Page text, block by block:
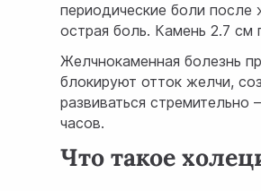
периодические боли после
острая боль. Камень 2.7 см
Желчнокаменная болезнь
блокируют отток желчи,
развиваться
часов.
Что такое